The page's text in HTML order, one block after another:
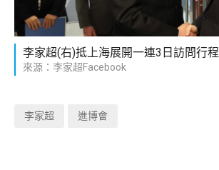
李家超(右)抵上海展開一連3日訪問行程
來源：李家超Facebook
李家超 進博會